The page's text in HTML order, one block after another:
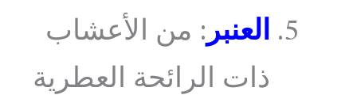
العنبر : من الأعشاب
ذات الرائحة العطرية